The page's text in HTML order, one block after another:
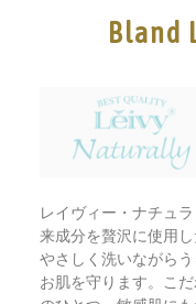
Bland
レイヴィー・ナチュ
来成分を贅沢に使用
やさしく洗いながら
お肌を守ります。こ